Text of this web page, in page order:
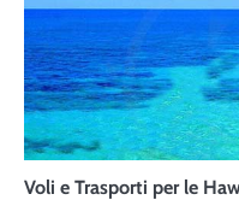
Voli e Trasporti per le